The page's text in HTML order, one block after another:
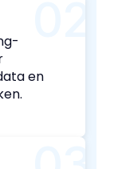
en